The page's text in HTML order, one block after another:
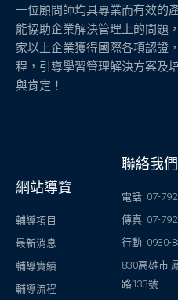
一位顧問師均具專業而有效的
能協助企業解決管理上的問題
家以上企業獲得國際各項認證
程，引導學習管理解決方案及
與肯定！
網站導覽
輔導項目
最新消息
輔導實績
輔導流程
聯絡我們
電話: 07-
傳真: 07-
行動: 0930-
830高雄市
路133號